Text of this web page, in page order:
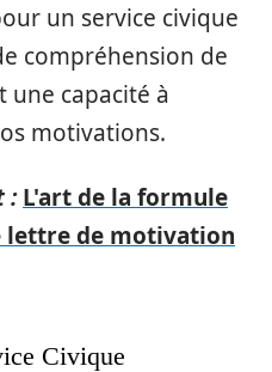
un service civique
compréhension de
une capacité à
motivations.
: L'art de la formule
lettre de motivation
Civique